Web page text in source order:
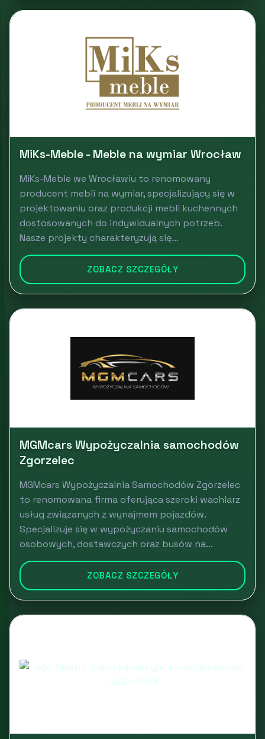
MiKs-Meble - Meble na wymiar Wrocław
MiKs-Meble we Wrocławiu to renomowany
producent mebli na wymiar, specjalizujący się w
projektowaniu oraz produkcji mebli kuchennych
dostosowanych do indywidualnych potrzeb.
Nasze projekty charakteryzują się...
ZOBACZ SZCZEGÓŁY
MGMcars Wypożyczalnia samochodów
Zgorzelec
MGMcars Wypożyczalnia Samochodów Zgorzelec
to renomowana firma oferująca szeroki wachlarz
usług związanych z wynajmem pojazdów.
Specjalizuje się w wypożyczaniu samochodów
osobowych, dostawczych oraz busów na...
ZOBACZ SZCZEGÓŁY